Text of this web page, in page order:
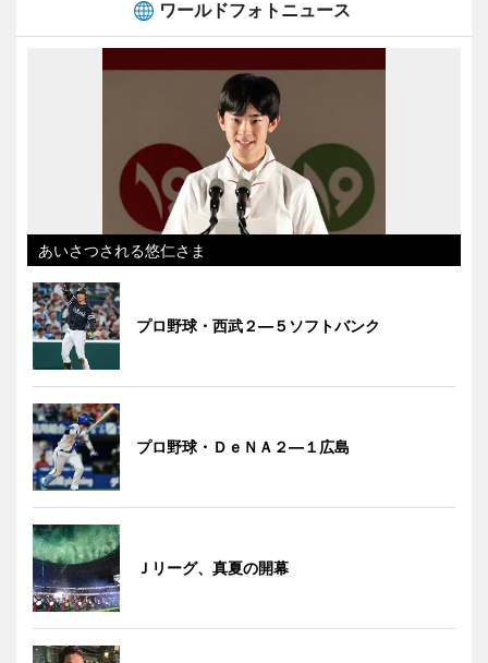
ワールドフォトニュース
あいさつされる悠仁さま
プロ野球・西武２―５ソフトバンク
プロ野球・ＤｅＮＡ２―１広島
Ｊリーグ、真夏の開幕